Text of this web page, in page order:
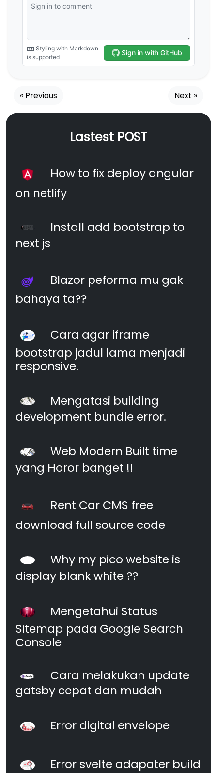
« Previous Next »
Lastest POST
How to fix deploy angular
on netlify
Install add bootstrap to
next js
Blazor peforma mu gak
bahaya ta??
Cara agar iframe
bootstrap jadul lama menjadi
responsive.
Mengatasi building
development bundle error.
Web Modern Built time
yang Horor banget !!
Rent Car CMS free
download full source code
Why my pico website is
display blank white ??
Mengetahui Status
Sitemap pada Google Search
Console
Cara melakukan update
gatsby cepat dan mudah
Error digital envelope
Error svelte adapater build